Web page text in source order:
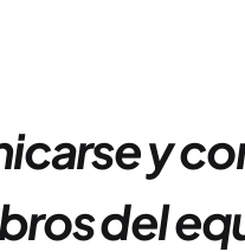
y
del